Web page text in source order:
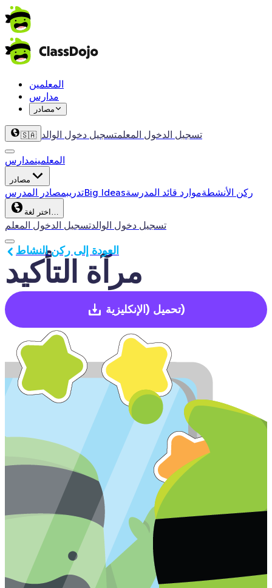
المعلمين
مدارس
مصادر
🇸🇦 تسجيل الدخول المعلمتسجيل دخول الوالد
المعلمينمدارس
مصادر
تدريبمصادر المدرس Big Ideas ركن الأنشطةموارد قائد المدرسة
اختر لغة…
تسجيل الدخول المعلمتسجيل دخول الوالد
مرآة التأكيد
العودة إلى ركن النشاط
تحميل(الإنكليزية)